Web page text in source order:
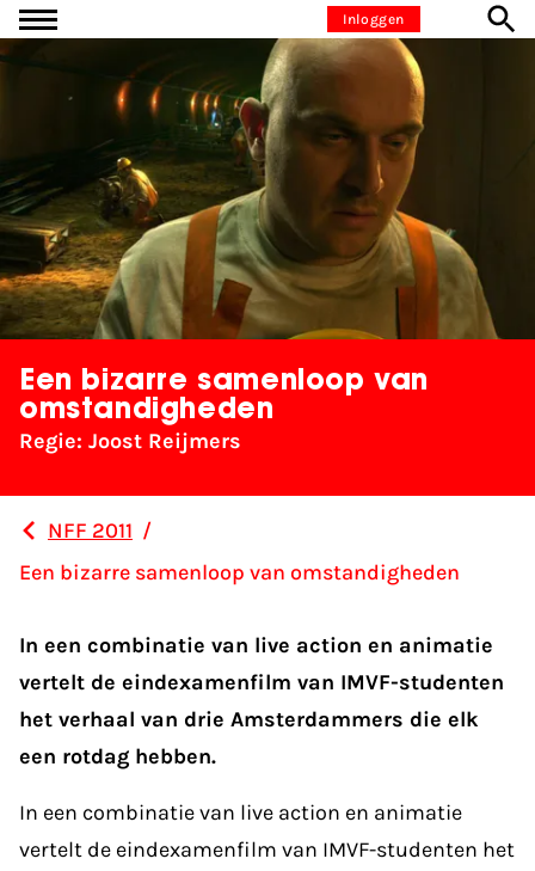
Ga naar inhoudInloggen
Een bizarre samenloop van
omstandigheden
Regie: Joost Reijmers
NFF 2011 /
Een bizarre samenloop van omstandigheden
In een combinatie van live action en animatie
vertelt de eindexamenfilm van IMVF-studenten
het verhaal van drie Amsterdammers die elk
een rotdag hebben.
In een combinatie van live action en animatie
vertelt de eindexamenfilm van IMVF-studenten het